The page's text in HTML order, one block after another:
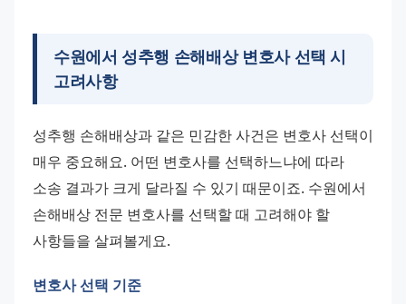
수원에서 성추행 손해배상 변호사 선택 시
고려사항
성추행 손해배상과 같은 민감한 사건은 변호사 선택이
매우 중요해요. 어떤 변호사를 선택하느냐에 따라
소송 결과가 크게 달라질 수 있기 때문이죠. 수원에서
손해배상 전문 변호사를 선택할 때 고려해야 할
사항들을 살펴볼게요.
변호사 선택 기준